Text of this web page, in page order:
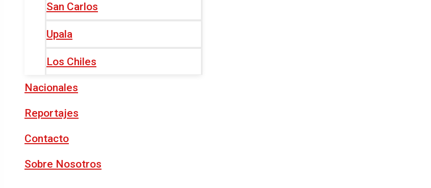
San Carlos
Upala
Los Chiles
Nacionales
Reportajes
Contacto
Sobre Nosotros